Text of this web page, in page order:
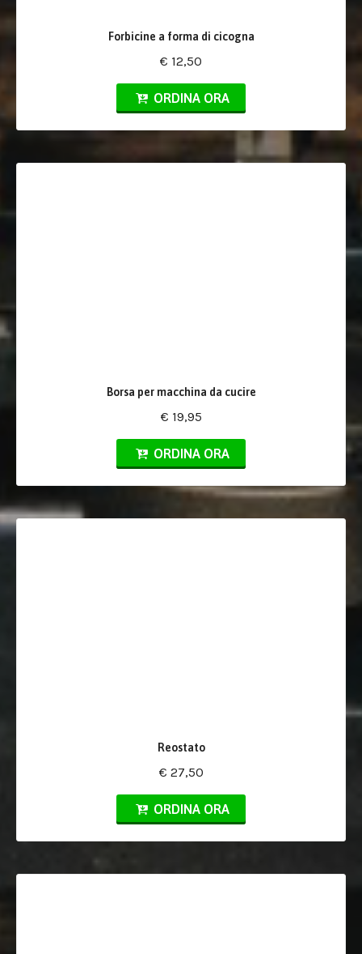
Forbicine a forma di cicogna
€ 12,50
ORDINA ORA
Borsa per macchina da cucire
€ 19,95
ORDINA ORA
Reostato
€ 27,50
ORDINA ORA